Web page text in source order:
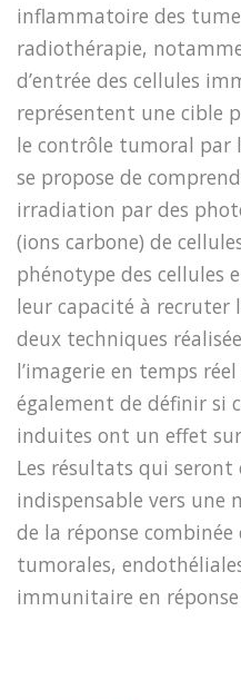
inflammatoire des
radiothérapie,
d’entrée des cellules
représentent une cible
le contrôle tumoral par
se propose de
irradiation par des
(ions carbone) de
phénotype des cellules
leur capacité à recruter
deux techniques
l’imagerie en temps
également de définir si
induites ont un effet
Les résultats qui
indispensable vers une
de la réponse
tumorales,
immunitaire en